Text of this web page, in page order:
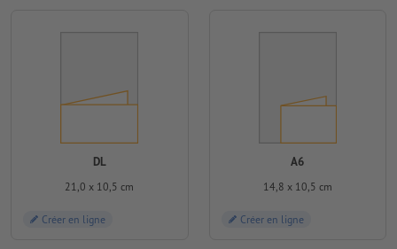
DL
21,0 x 10,5 cm
Créer en ligne
A6
14,8 x 10,5 cm
Créer en ligne